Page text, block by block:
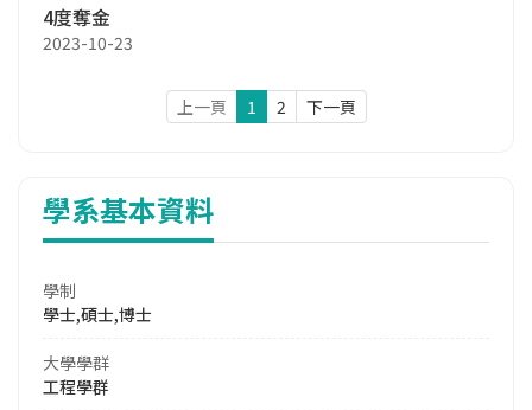
4度奪金
2023-10-23
上一頁 1 2 下一頁
學系基本資料
學制
學士,碩士,博士
大學學群
工程學群